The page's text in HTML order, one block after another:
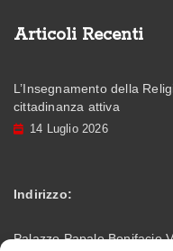
Articoli Recenti
L’Insegnamento della
cittadinanza attiva
14 Luglio 2026
Indirizzo:
Palazzo Papale Bonifacio